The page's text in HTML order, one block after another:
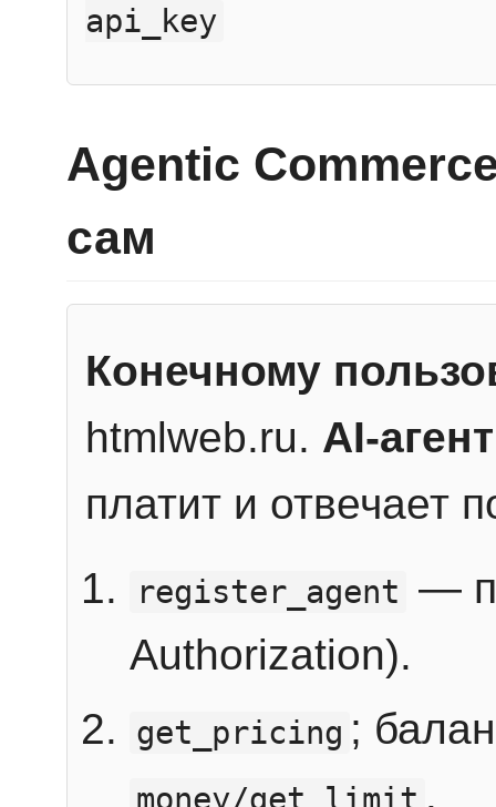
api_key
Agentic
сам
Конечному
htmlweb.ru. AI-агент
платит и отвечает
register_agent —
Authorization).
get_pricing ;
.